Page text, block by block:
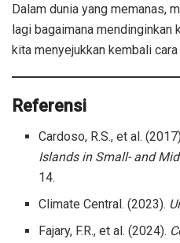
Dalam dunia yang memanas,
lagi bagaimana mendinginkan
kita menyejukkan kembali
Referensi
Cardoso, R.S., et al.
Islands in Small- and
14.
Climate Central. (2023).
Fajary, F.R., et al. (2024).